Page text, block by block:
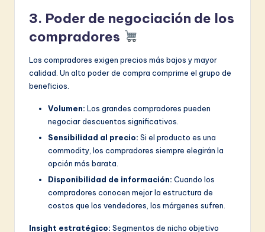
3. Poder de negociación de los
compradores
Los compradores exigen precios más bajos y mayor
calidad. Un alto poder de compra comprime el grupo de
beneficios.
Volumen: Los grandes compradores pueden
negociar descuentos significativos.
Sensibilidad al precio: Si el producto es una
commodity, los compradores siempre elegirán la
opción más barata.
Disponibilidad de información: Cuando los
compradores conocen mejor la estructura de
costos que los vendedores, los márgenes sufren.
Insight estratégico: Segmentos de nicho objetivo